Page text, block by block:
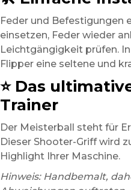
Feder und Befestigungen
einsetzen, Feder wieder
Leichtgängigkeit prüfen.
Flipper eine seltene und
⭐ Das
Trainer
Der Meisterball steht für
Dieser Shooter-Griff wird
Highlight Ihrer Maschine.
Hinweis: Handbemalt,